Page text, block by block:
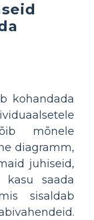
kohandada
mõnele
diagramm,
juhiseid,
saada
sisaldab